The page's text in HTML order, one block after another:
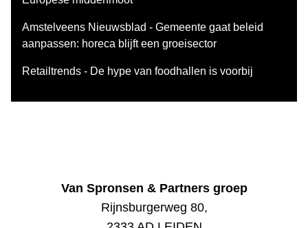
Amstelveens Nieuwsblad - Gemeente gaat beleid
aanpassen: horeca blijft een groeisector
Retailtrends - De hype van foodhallen is voorbij
Van Spronsen & Partners groep
Rijnsburgerweg 80,